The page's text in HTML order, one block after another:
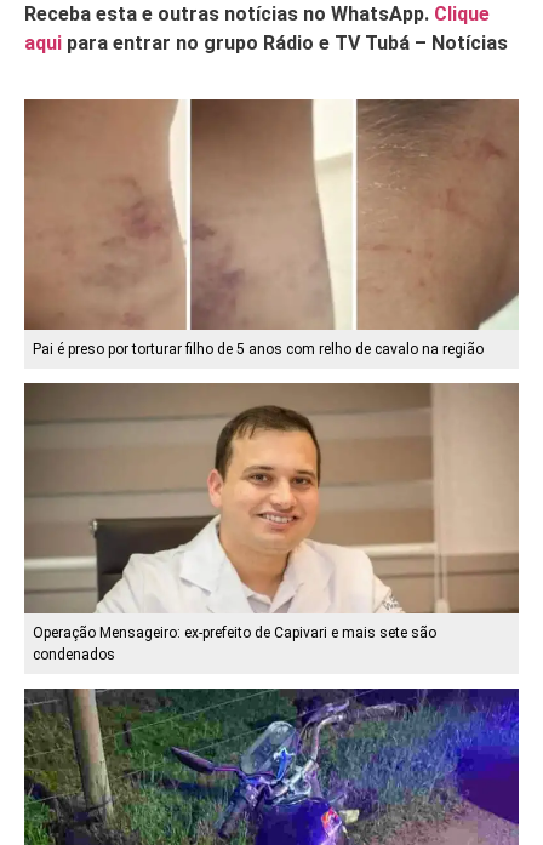
Receba esta e outras notícias no WhatsApp. Clique
aqui para entrar no grupo Rádio e TV Tubá – Notícias
Pai é preso por torturar filho de 5 anos com relho de cavalo na região
Operação Mensageiro: ex-prefeito de Capivari e mais sete são
condenados